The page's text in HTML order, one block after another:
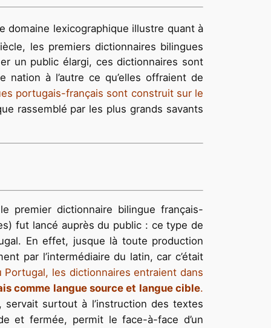
domaine lexicographique illustre quant à
les premiers dictionnaires bilingues
un public élargi, ces dictionnaires sont
nation à l’autre ce qu’elles offraient de
portugais-français sont construit sur le
rassemblé par les plus grands savants
premier dictionnaire bilingue français-
fut lancé auprès du public : ce type de
En effet, jusque là toute production
par l’intermédiaire du latin, car c’était
Portugal, les dictionnaires entraient dans
comme langue source et langue cible.
servait surtout à l’instruction des textes
et fermée, permit le face-à-face d’un